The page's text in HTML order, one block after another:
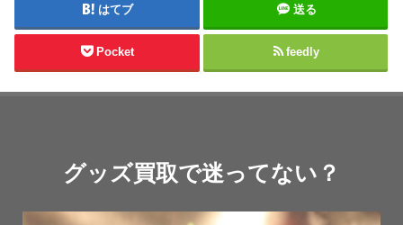
はてブ 送る
Pocket feedly
グッズ買取で迷ってない？